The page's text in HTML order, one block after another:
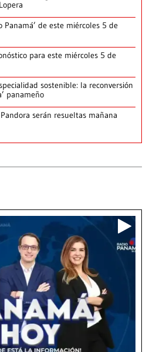
Panamá’ de este miércoles 5 de
para este miércoles 5 de
sostenible: la reconversión
panameño
serán resueltas mañana